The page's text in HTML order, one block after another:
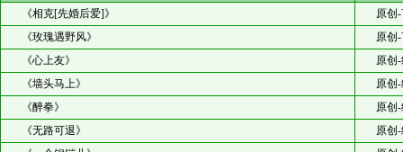
《相克[先婚后爱]》
原创
《玫瑰遇野风》
原创
《心上友》
原创
《墙头马上》
原创
《醉拳》
原创
《无路可退》
原创